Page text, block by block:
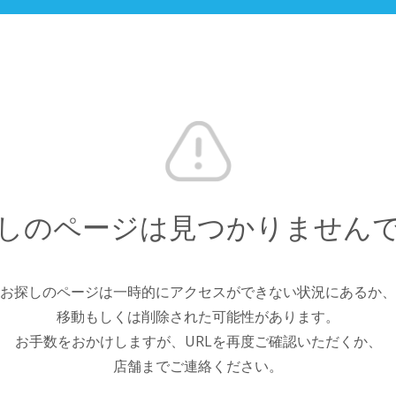
のページは見つかりません
お探しのページは一時的にアクセスができない状況にあるか、
移動もしくは削除された可能性があります。
お手数をおかけしますが、URLを再度ご確認いただくか、
店舗までご連絡ください。